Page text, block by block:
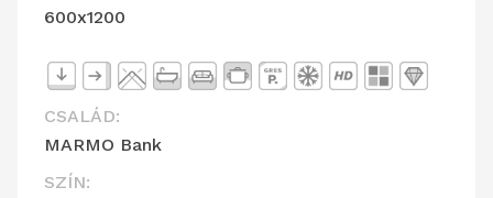
600x1200
CSALÁD:
MARMO Bank
SZÍN: